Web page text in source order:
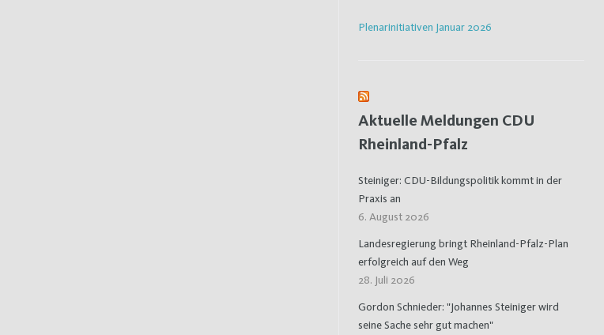
Plenarinitiativen Januar 2026
Aktuelle Meldungen CDU
Rheinland-Pfalz
Steiniger: CDU-Bildungspolitik kommt in der
Praxis an
6. August 2026
Landesregierung bringt Rheinland-Pfalz-Plan
erfolgreich auf den Weg
28. Juli 2026
Gordon Schnieder: "Johannes Steiniger wird
seine Sache sehr gut machen"